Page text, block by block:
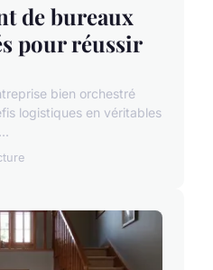
de bureaux
pour réussir
bien orchestré
logistiques en véritables